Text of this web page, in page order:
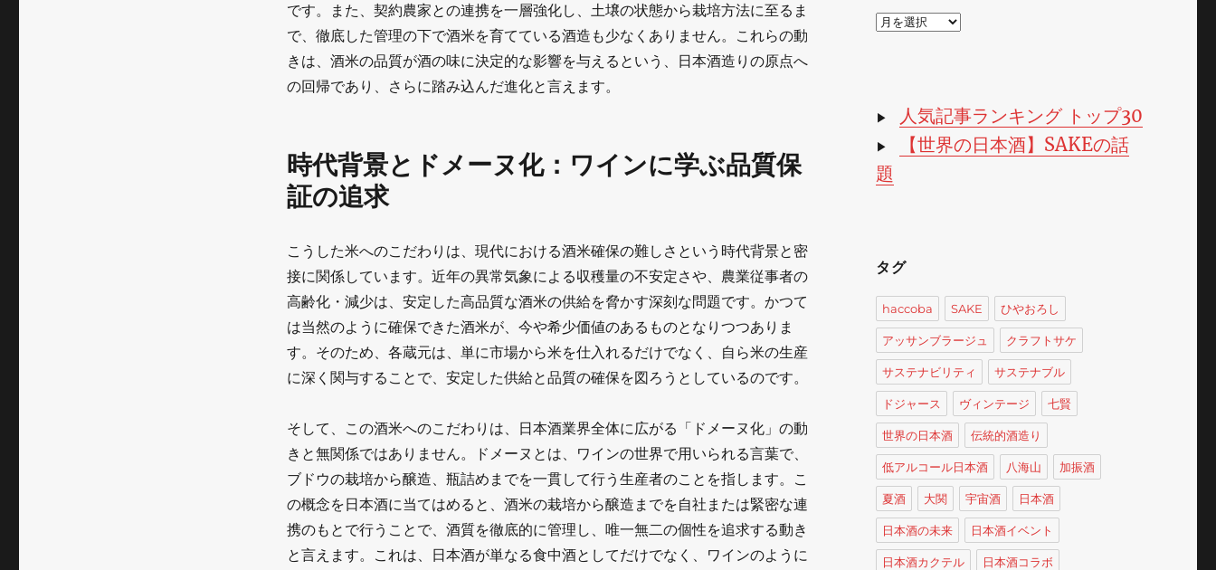
です。また、契約農家との連携を一層強化し、土壌の状態から栽培方法に至るま
で、徹底した管理の下で酒米を育てている酒造も少なくありません。これらの動
きは、酒米の品質が酒の味に決定的な影響を与えるという、日本酒造りの原点へ
の回帰であり、さらに踏み込んだ進化と言えます。
時代背景とドメーヌ化：ワインに学ぶ品質保
証の追求
こうした米へのこだわりは、現代における酒米確保の難しさという時代背景と密
接に関係しています。近年の異常気象による収穫量の不安定さや、農業従事者の
高齢化・減少は、安定した高品質な酒米の供給を脅かす深刻な問題です。かつて
は当然のように確保できた酒米が、今や希少価値のあるものとなりつつありま
す。そのため、各蔵元は、単に市場から米を仕入れるだけでなく、自ら米の生産
に深く関与することで、安定した供給と品質の確保を図ろうとしているのです。
そして、この酒米へのこだわりは、日本酒業界全体に広がる「ドメーヌ化」の動
きと無関係ではありません。ドメーヌとは、ワインの世界で用いられる言葉で、
ブドウの栽培から醸造、瓶詰めまでを一貫して行う生産者のことを指します。こ
の概念を日本酒に当てはめると、酒米の栽培から醸造までを自社または緊密な連
携のもとで行うことで、酒質を徹底的に管理し、唯一無二の個性を追求する動き
と言えます。これは、日本酒が単なる食中酒としてだけでなく、ワインのように
ア
▶
人気記事ランキング トップ30
▶
【世界の日本酒】SAKEの話
題
タグ
haccoba SAKE ひやおろし
アッサンブラージュ クラフトサケ
サステナビリティ サステナブル
ドジャース ヴィンテージ 七賢
世界の日本酒 伝統的酒造り
低アルコール日本酒 八海山 加振酒
夏酒 大関 宇宙酒 日本酒
日本酒の未来 日本酒イベント
日本酒カクテル 日本酒コラボ